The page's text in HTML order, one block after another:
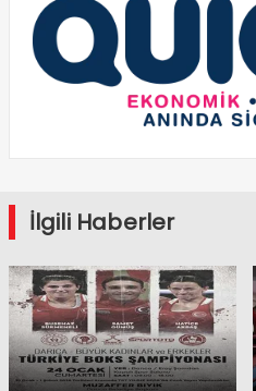
İlgili Haberler